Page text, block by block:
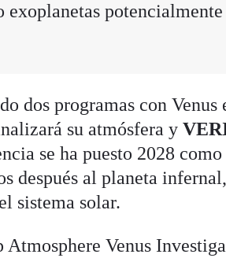
exoplanetas
dos programas con
su atmósfera y
se ha puesto 2028
después al planeta
sistema solar.
Venus